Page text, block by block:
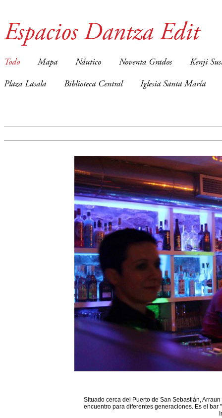
Espacios Dantza Edit
Todo Mapa Náutico Noventa Grados Kenji
Plaza Lasala Biblioteca Central Iglesia Santa María
Situado cerca del Puerto de San Sebastián,
encuentro para diferentes generaciones. Es el